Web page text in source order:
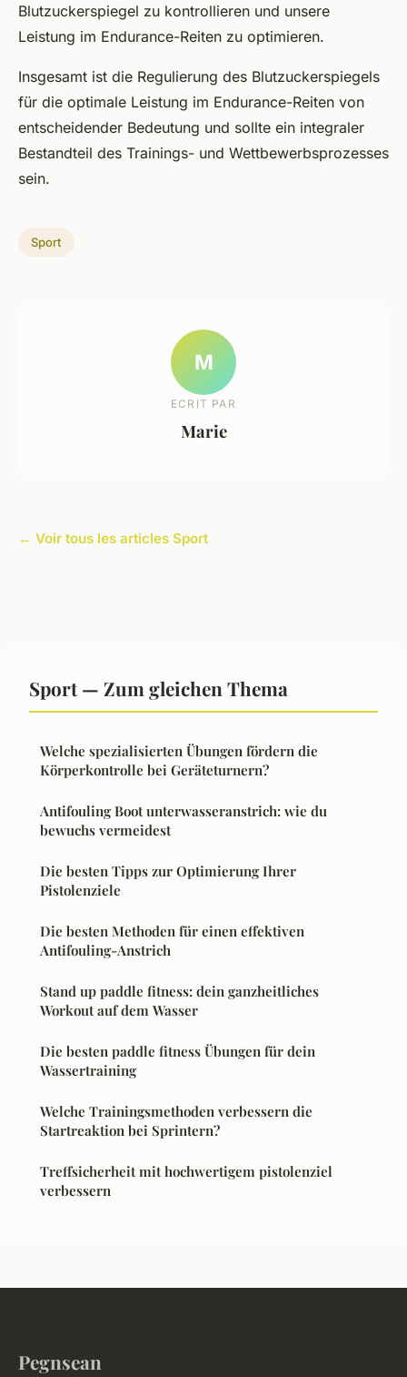
Blutzuckerspiegel zu kontrollieren und unsere
Leistung im Endurance-Reiten zu optimieren.
Insgesamt ist die Regulierung des Blutzuckerspiegels
für die optimale Leistung im Endurance-Reiten von
entscheidender Bedeutung und sollte ein integraler
Bestandteil des Trainings- und Wettbewerbsprozesses
sein.
Sport
M
ECRIT PAR
Marie
← Voir tous les articles Sport
Sport — Zum gleichen Thema
Welche spezialisierten Übungen fördern die
Körperkontrolle bei Geräteturnern?
Antifouling Boot unterwasseranstrich: wie du
bewuchs vermeidest
Die besten Tipps zur Optimierung Ihrer
Pistolenziele
Die besten Methoden für einen effektiven
Antifouling-Anstrich
Stand up paddle fitness: dein ganzheitliches
Workout auf dem Wasser
Die besten paddle fitness Übungen für dein
Wassertraining
Welche Trainingsmethoden verbessern die
Startreaktion bei Sprintern?
Treffsicherheit mit hochwertigem pistolenziel
verbessern
Pegnsean